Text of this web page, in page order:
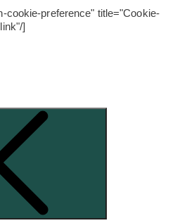
cookie-preference" title="Cookie-
]